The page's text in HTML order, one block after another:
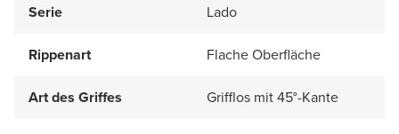
Serie
Lado
Rippenart Flache Oberfläche
Art des Griffes Grifflos mit 45°-Kante